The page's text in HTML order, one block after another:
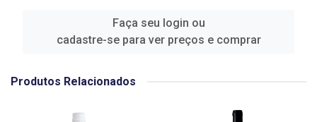
Faça seu login ou
cadastre-se para ver preços e comprar
Produtos Relacionados